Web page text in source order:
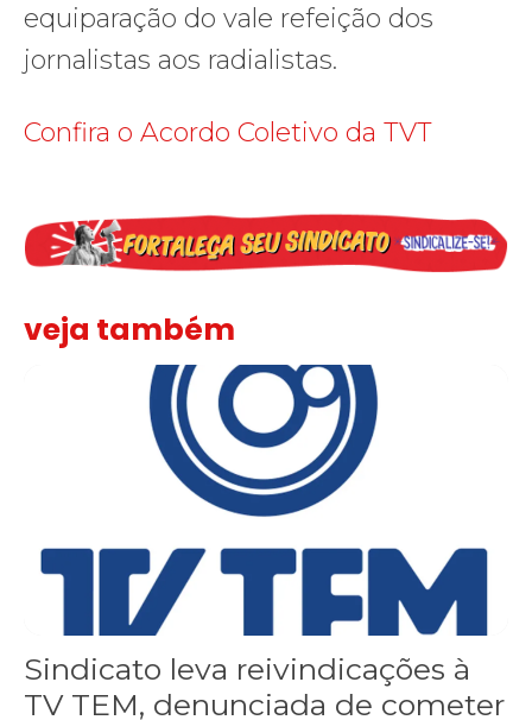
equiparação do vale refeição dos
jornalistas aos radialistas.
Confira o Acordo Coletivo da TVT
veja também
Sindicato leva reivindicações à TV TEM, denunciada de cometer
Sindicato leva reivindicações à
TV TEM, denunciada de cometer